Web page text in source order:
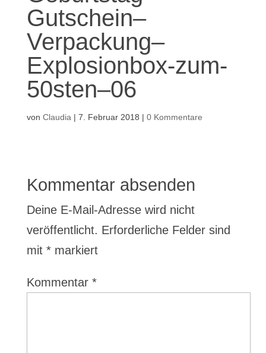
Gutschein–
Verpackung–
Explosionbox-zum-
50sten–06
von Claudia | 7. Februar 2018 | 0 Kommentare
Kommentar absenden
Deine E-Mail-Adresse wird nicht
veröffentlicht. Erforderliche Felder sind
mit *markiert
Kommentar *